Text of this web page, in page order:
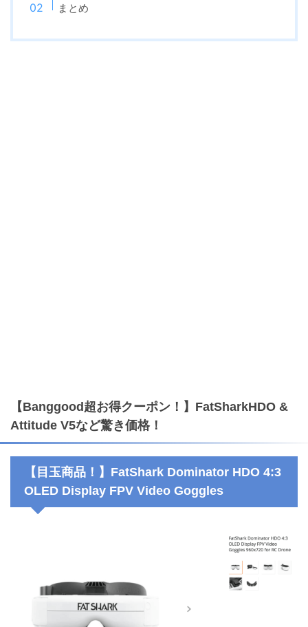
まとめ
【Banggood超お得クーポン！】FatSharkHDO &
Attitude V5など驚き価格！
【目玉商品！】FatShark Dominator HDO 4:3
OLED Display FPV Video Goggles